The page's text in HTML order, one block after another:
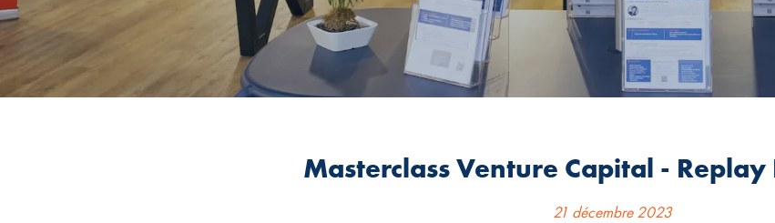
Masterclass Venture Capital -
21 décembre 2023